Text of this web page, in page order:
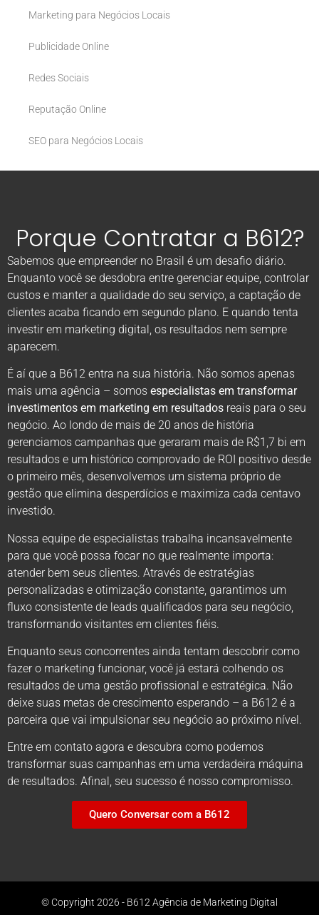
Marketing para Negócios Locais
Publicidade Online
Redes Sociais
Reputação Online
SEO para Negócios Locais
Porque Contratar a B612?
Sabemos que empreender no Brasil é um desafio diário.
Enquanto você se desdobra entre gerenciar equipe, controlar
custos e manter a qualidade do seu serviço, a captação de
clientes acaba ficando em segundo plano. E quando tenta
investir em marketing digital, os resultados nem sempre
aparecem.
É aí que a B612 entra na sua história. Não somos apenas
mais uma agência – somos especialistas em transformar
investimentos em marketing em resultados reais para o seu
negócio. Ao londo de mais de 20 anos de história
gerenciamos campanhas que geraram mais de R$1,7 bi em
resultados e um histórico comprovado de ROI positivo desde
o primeiro mês, desenvolvemos um sistema próprio de
gestão que elimina desperdícios e maximiza cada centavo
investido.
Nossa equipe de especialistas trabalha incansavelmente
para que você possa focar no que realmente importa:
atender bem seus clientes. Através de estratégias
personalizadas e otimização constante, garantimos um
fluxo consistente de leads qualificados para seu negócio,
transformando visitantes em clientes fiéis.
Enquanto seus concorrentes ainda tentam descobrir como
fazer o marketing funcionar, você já estará colhendo os
resultados de uma gestão profissional e estratégica. Não
deixe suas metas de crescimento esperando – a B612 é a
parceira que vai impulsionar seu negócio ao próximo nível.
Entre em contato agora e descubra como podemos
transformar suas campanhas em uma verdadeira máquina
de resultados. Afinal, seu sucesso é nosso compromisso.
Quero Conversar com a B612
© Copyright 2026 - B612 Agência de Marketing Digital